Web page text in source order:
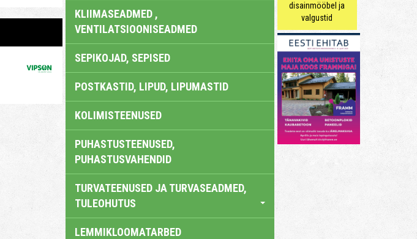
KLIIMASEADMED ,
VENTILATSIOONISEADMED
SEPIKOJAD, SEPISED
POSTKASTID, LIPUD, LIPUMASTID
KOLIMISTEENUSED
PUHASTUSTEENUSED,
PUHASTUSVAHENDID
TURVATEENUSED JA TURVASEADMED,
TULEOHUTUS
LEMMIKLOOMATARBED
disainmööbel ja
valgustid